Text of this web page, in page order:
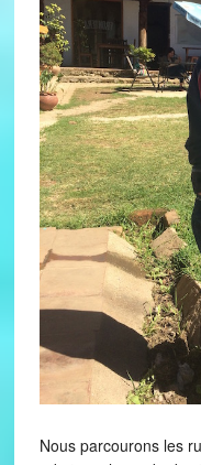
Nous parcourons les